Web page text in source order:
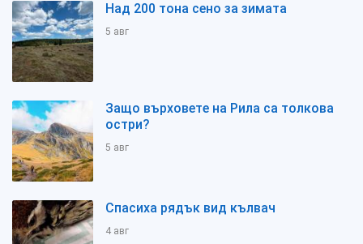
Над 200 тона сено за зимата
5 авг
Защо върховете на Рила са толкова
остри?
5 авг
Спасиха рядък вид кълвач
4 авг